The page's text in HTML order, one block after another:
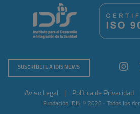
SUSCRÍBETE A IDIS NEWS
Aviso Legal Política de Privacidad
Fundación IDIS © 2026 · Todos los